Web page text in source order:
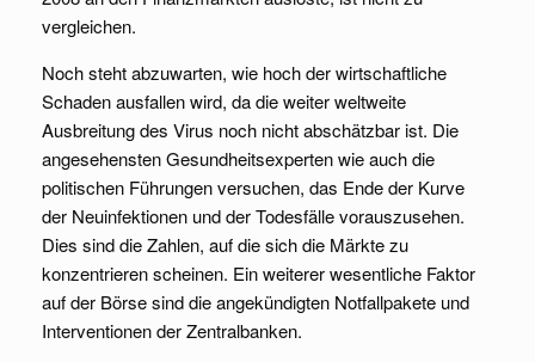
vergleichen.
Noch steht abzuwarten, wie hoch der wirtschaftliche
Schaden ausfallen wird, da die weiter weltweite
Ausbreitung des Virus noch nicht abschätzbar ist. Die
angesehensten Gesundheitsexperten wie auch die
politischen Führungen versuchen, das Ende der Kurve
der Neuinfektionen und der Todesfälle vorauszusehen.
Dies sind die Zahlen, auf die sich die Märkte zu
konzentrieren scheinen. Ein weiterer wesentliche Faktor
auf der Börse sind die angekündigten Notfallpakete und
Interventionen der Zentralbanken.